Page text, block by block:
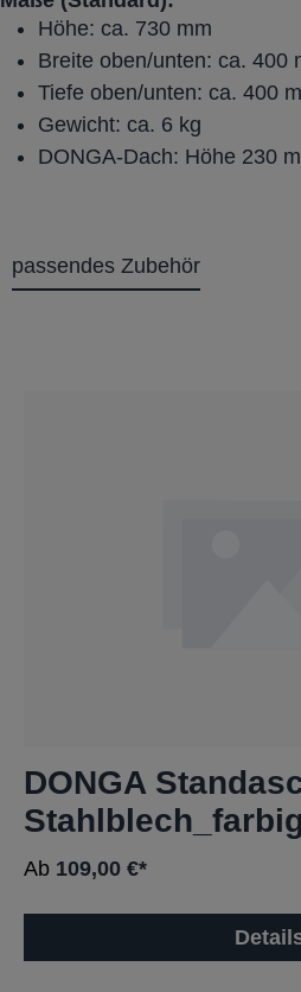
Höhe: ca. 730 mm
Breite oben/unten: ca. 400
Tiefe oben/unten: ca. 400
Gewicht: ca. 6 kg
DONGA-Dach: Höhe 230
passendes Zubehör
DONGA Standascher, Dach,
Ab 109,00 €*